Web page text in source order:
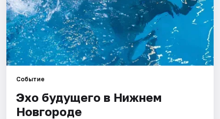
Событие
Эхо будущего в Нижнем
Новгороде